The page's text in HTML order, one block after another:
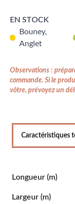
EN STOCK
Bouney,
Anglet
Observations :
commande. Si le
vôtre, prévoyez un
Caractéristiques
Longueur (m)
Largeur (m)